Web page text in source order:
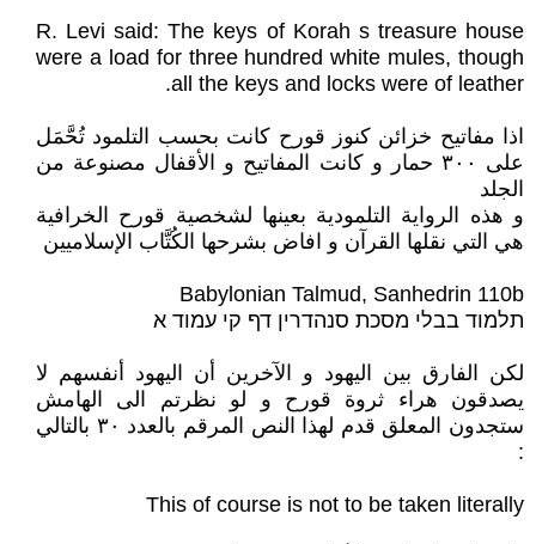
R. Levi said: The keys of Korah s treasure house
were a load for three hundred white mules, though
all the keys and locks were of leather.
اذا مفاتيح خزائن كنوز قورح كانت بحسب التلمود تُحَّمَل
على ٣٠٠ حمار و كانت المفاتيح و الأقفال مصنوعة من
الجلد
و هذه الرواية التلمودية بعينها لشخصية قورح الخرافية
هي التي نقلها القرآن و افاض بشرحها الكُتَّاب الإسلاميين
Babylonian Talmud, Sanhedrin 110b
תלמוד בבלי מסכת סנהדרין דף קי עמוד א
لكن الفارق بين اليهود و الآخرين أن اليهود أنفسهم لا
يصدقون هراء ثروة قورح و لو نظرتم الى الهامش
ستجدون المعلق قدم لهذا النص المرقم بالعدد ٣٠ بالتالي
:
This of course is not to be taken literally